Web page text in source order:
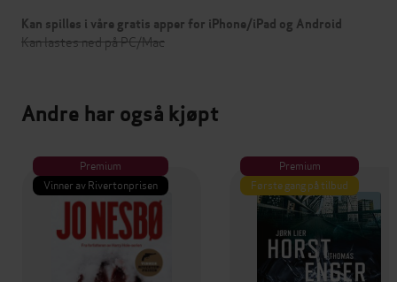
Kan spilles i våre gratis apper for iPhone/iPad og Android
Kan lastes ned på PC/Mac
Andre har også kjøpt
Premium
Vinner av Rivertonprisen
Premium
Første gang på tilbud